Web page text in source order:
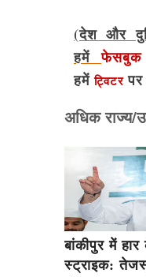
(देश और
हमें
हमेंट्विटर
अधिक राज्य/
बांकीपुर में
स्ट्राइक: